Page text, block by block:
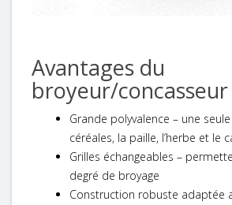
Avantages du
broyeur/concasseur
Grande polyvalence – une
céréales, la paille, l’herbe et le
Grilles échangeables –
degré de broyage
Construction robuste adaptée